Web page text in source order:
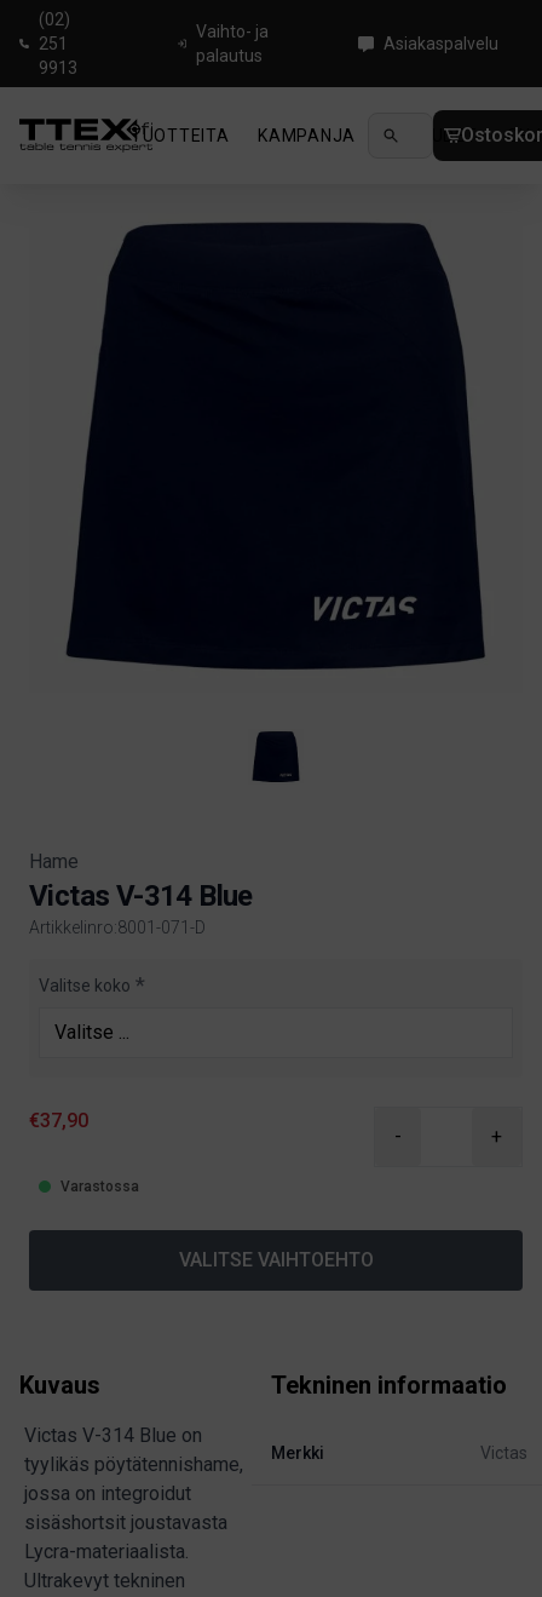
(02)
251
9913
Vaihto- ja
palautus
Asiakaspalvelu
TUOTTEITA KAMPANJA UUTUUDET
Victas V-314 Blue
Hame
Victas V-314 Blue
Artikkelinro:8001-071-D
Product information
Valitse koko
€37,90
- +
Varastossa
VALITSE VAIHTOEHTO
Kuvaus
Victas V-314 Blue on
tyylikäs pöytätennishame,
jossa on integroidut
sisäshortsit joustavasta
Lycra-materiaalista.
Ultrakevyt tekninen
Tekninen informaatio
Merkki Victas